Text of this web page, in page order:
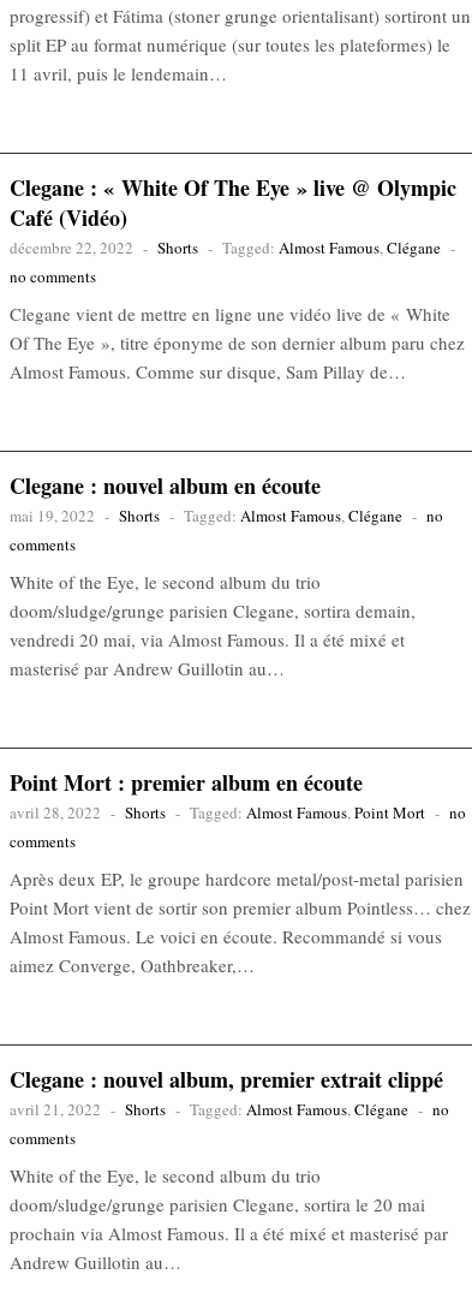
progressif) et Fátima (stoner grunge orientalisant) sortiront un
split EP au format numérique (sur toutes les plateformes) le
11 avril, puis le lendemain…
Clegane : « White Of The Eye » live @ Olympic
Café (Vidéo)
décembre 22, 2022 - Shorts - Tagged: Almost Famous,Clégane -
no comments
Clegane vient de mettre en ligne une vidéo live de « White
Of The Eye », titre éponyme de son dernier album paru chez
Almost Famous. Comme sur disque, Sam Pillay de…
Clegane : nouvel album en écoute
mai 19, 2022 - Shorts - Tagged: Almost Famous,Clégane - no
comments
White of the Eye, le second album du trio
doom/sludge/grunge parisien Clegane, sortira demain,
vendredi 20 mai, via Almost Famous. Il a été mixé et
masterisé par Andrew Guillotin au…
Point Mort : premier album en écoute
avril 28, 2022 - Shorts - Tagged: Almost Famous,Point Mort - no
comments
Après deux EP, le groupe hardcore metal/post-metal parisien
Point Mort vient de sortir son premier album Pointless… chez
Almost Famous. Le voici en écoute. Recommandé si vous
aimez Converge, Oathbreaker,…
Clegane : nouvel album, premier extrait clippé
avril 21, 2022 - Shorts - Tagged: Almost Famous,Clégane - no
comments
White of the Eye, le second album du trio
doom/sludge/grunge parisien Clegane, sortira le 20 mai
prochain via Almost Famous. Il a été mixé et masterisé par
Andrew Guillotin au…